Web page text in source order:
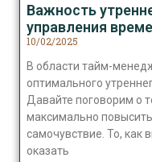
Важность
управления
10/02/2025
В области тайм-
оптимального
Давайте поговорим о
максимально
самочувствие. То, как
оказать